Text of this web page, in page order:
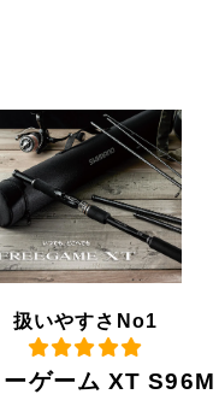
扱いやすさNo1
ーゲーム XT S96M